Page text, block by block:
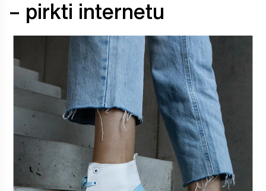
– pirkti internetu